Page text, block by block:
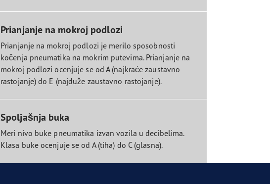
Prianjanje na mokroj podlozi
Prianjanje na mokroj podlozi je merilo sposobnosti
kočenja pneumatika na mokrim putevima. Prianjanje na
mokroj podlozi ocenjuje se od A (najkraće zaustavno
rastojanje) do E (najduže zaustavno rastojanje).
Spoljašnja buka
Meri nivo buke pneumatika izvan vozila u decibelima.
Klasa buke ocenjuje se od A (tiha) do C (glasna).